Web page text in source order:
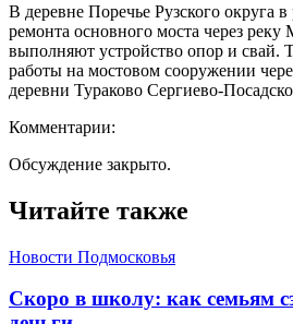
В деревне Поречье Рузского округа
ремонта основного моста через
выполняют устройство опор и свай.
работы на мостовом сооружении
деревни Тураково Сергиево-
Комментарии:
Обсуждение закрыто.
Читайте также
Новости Подмосковья
Скоро в школу: как семьям